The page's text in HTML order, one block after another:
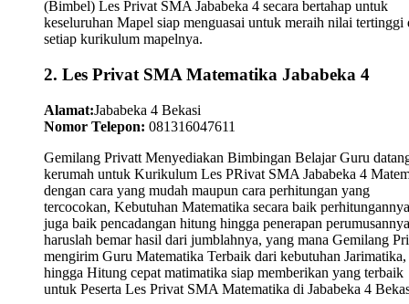
(Bimbel) Les Privat SMA Jababeka 4 secara bertahap untuk
keseluruhan Mapel siap menguasai untuk meraih nilai tertinggi
setiap kurikulum mapelnya.
2. Les Privat SMA Matematika Jababeka 4
Alamat:Jababeka 4 Bekasi
Nomor Telepon: 081316047611
Gemilang Privatt Menyediakan Bimbingan Belajar Guru
kerumah untuk Kurikulum Les PRivat SMA Jababeka 4
dengan cara yang mudah maupun cara perhitungan yang
tercocokan, Kebutuhan Matematika secara baik
juga baik pencadangan hitung hingga penerapan perumusannya
haruslah bemar hasil dari jumblahnya, yang mana Gemilang
mengirim Guru Matematika Terbaik dari kebutuhan Jarimatika,
hingga Hitung cepat matimatika siap memberikan yang terbaik
untuk Peserta Les Privat SMA Matematika di Jababeka 4